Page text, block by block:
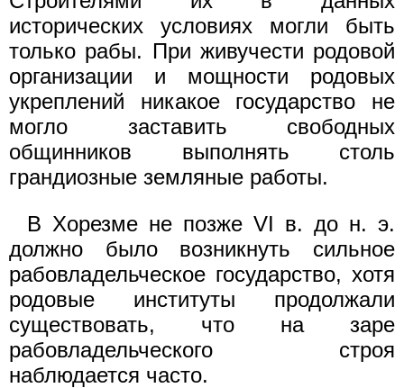
исторических условиях могли быть
только рабы. При живучести родовой
организации и мощности родовых
укреплений никакое государство не
могло заставить свободных
общинников выполнять столь
грандиозные земляные работы.
В Хорезме не позже VI в. до н. э.
должно было возникнуть сильное
рабовладельческое государство, хотя
родовые институты продолжали
существовать, что на заре
рабовладельческого строя
наблюдается часто.